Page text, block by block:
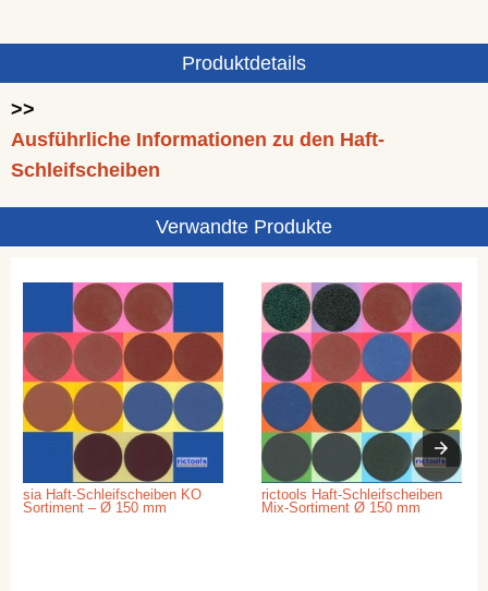
Produktdetails
>>
Ausführliche Informationen zu den Haft-
Schleifscheiben
Verwandte Produkte
sia Haft-Schleifscheiben KO
Sortiment – Ø 150 mm
rictools Haft-Schleifscheiben
Mix-Sortiment Ø 150 mm